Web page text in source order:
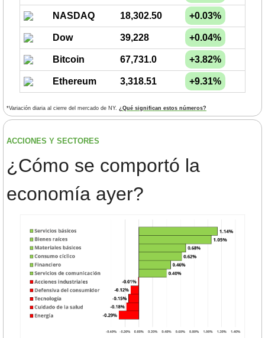
NASDAQ 18,302.50 +0.03%
Dow 39,228 +0.04%
Bitcoin 67,731.0 +3.82%
Ethereum 3,318.51 +9.31%
*Variación diaria al cierre del mercado de NY. ¿Qué significan estos números?
ACCIONES Y SECTORES
¿Cómo se comportó la
economía ayer?